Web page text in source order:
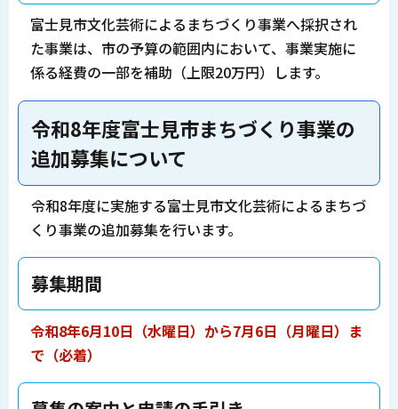
富士見市文化芸術によるまちづくり事業へ採択され
た事業は、市の予算の範囲内において、事業実施に
係る経費の一部を補助（上限20万円）します。
令和8年度富士見市まちづくり事業の
追加募集について
令和8年度に実施する富士見市文化芸術によるまちづ
くり事業の追加募集を行います。
募集期間
令和8年6月10日（水曜日）から7月6日（月曜日）ま
で（必着）